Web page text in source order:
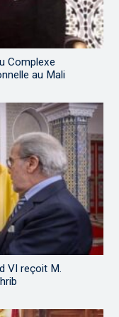
Complexe
au Mali
VI reçoit M.